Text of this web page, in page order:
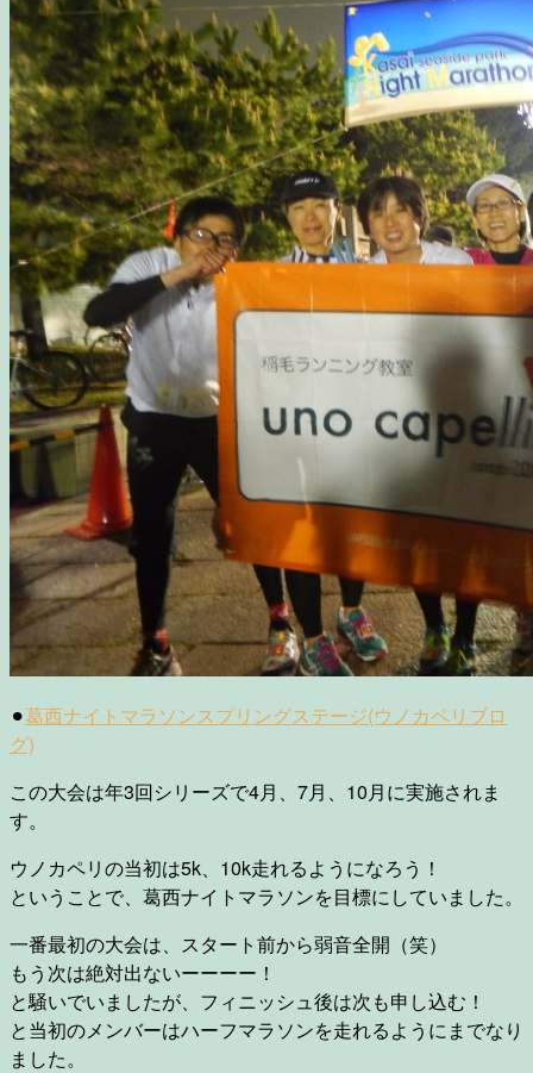
⚫︎葛西ナイトマラソンスプリングステージ(ウノカペリブロ
グ)
この大会は年3回シリーズで4月、7月、10月に実施されま
す。
ウノカペリの当初は5k、10k走れるようになろう！
ということで、葛西ナイトマラソンを目標にしていました。
一番最初の大会は、スタート前から弱音全開（笑）
もう次は絶対出ないーーーー！
と騒いでいましたが、フィニッシュ後は次も申し込む！
と当初のメンバーはハーフマラソンを走れるようにまでなり
ました。